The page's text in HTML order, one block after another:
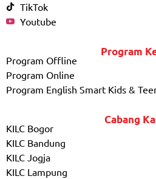
TikTok
Youtube
Program
Program Offline
Program Online
Program English Smart Kids &
Cabang
KILC Bogor
KILC Bandung
KILC Jogja
KILC Lampung